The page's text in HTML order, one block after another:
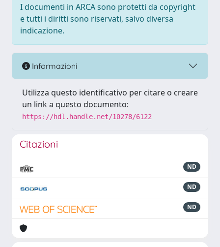
I documenti in ARCA sono protetti da copyright
e tutti i diritti sono riservati, salvo diversa
indicazione.
Informazioni
Utilizza questo identificativo per citare o creare
un link a questo documento:
https://hdl.handle.net/10278/6122
Citazioni
ND
ND
ND